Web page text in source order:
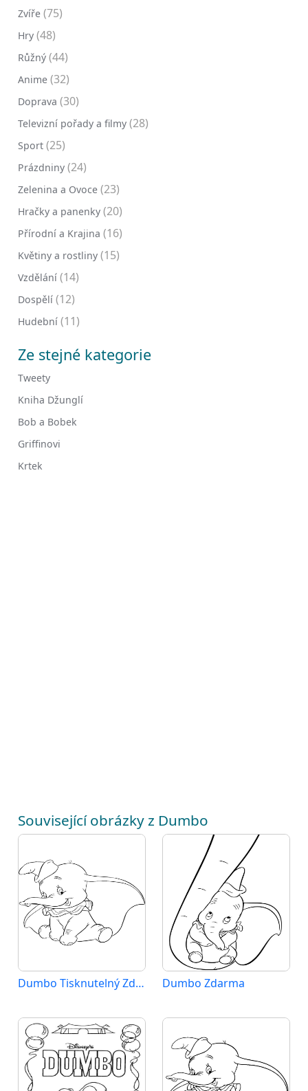
Zvíře (75)
Hry (48)
Růžný (44)
Anime (32)
Doprava (30)
Televizní pořady a filmy (28)
Sport (25)
Prázdniny (24)
Zelenina a Ovoce (23)
Hračky a panenky (20)
Přírodní a Krajina (16)
Květiny a rostliny (15)
Vzdělání (14)
Dospělí (12)
Hudební (11)
Ze stejné kategorie
Tweety
Kniha Džunglí
Bob a Bobek
Griffinovi
Krtek
Související obrázky z Dumbo
Dumbo Tisknutelný Zdarma Dumbo Zdarma